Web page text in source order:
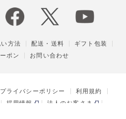
方法 配送・送料
ギフト包装
ポン
お問い合わせ
プライバシーポリシー
利用規約
採用情報
法人のお客さま